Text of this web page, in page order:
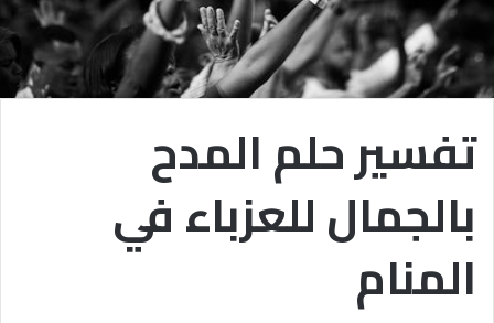
تفسير حلم المدح
بالجمال للعزباء في
المنام